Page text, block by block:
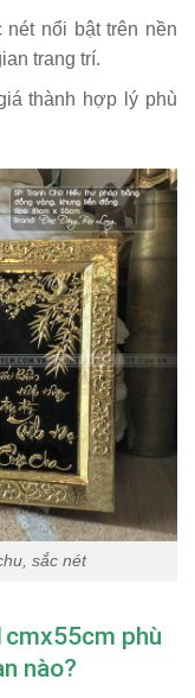
nổi bật trên nền
trang trí.
thành hợp lý phù
sắc nét
phù
nào?